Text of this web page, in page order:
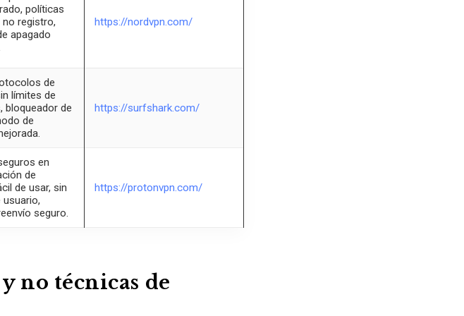
políticas
registro,
apagado
https://nordvpn.com/
de
límites de
bloqueador de
de
https://surfshark.com/
en
de
de usar, sin
seguro.
https://protonvpn.com/
no técnicas de